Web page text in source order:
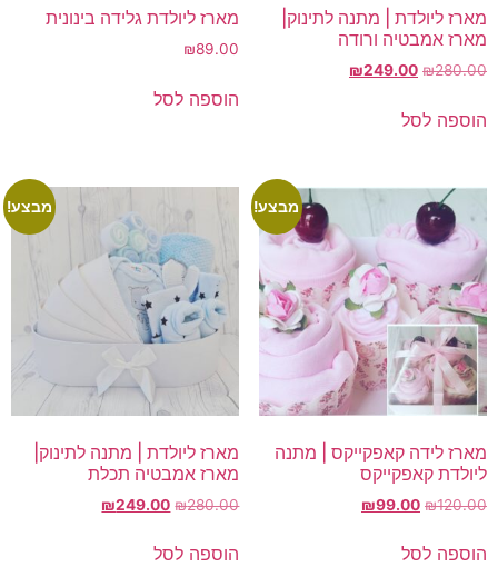
מארז ליולדת | מתנה לתינוק|
מארז אמבטיה ורודה
₪280.00
המחיר
היה:
₪249.00
הוספה לסל
מארז ליולדת גלידה בינונית
₪89.00
הוספה לסל
מבצע!
מארז לידה קאפקייקס | מתנה
ליולדת קאפקייקס
₪120.00
המחיר
היה:
₪99.00
הוספה לסל
מבצע!
מארז ליולדת | מתנה לתינוק|
מארז אמבטיה תכלת
₪280.00
המחיר
היה:
₪249.00
המחיר
הוספה לסל